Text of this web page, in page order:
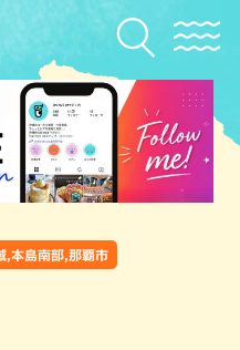
,本島南部,那覇市